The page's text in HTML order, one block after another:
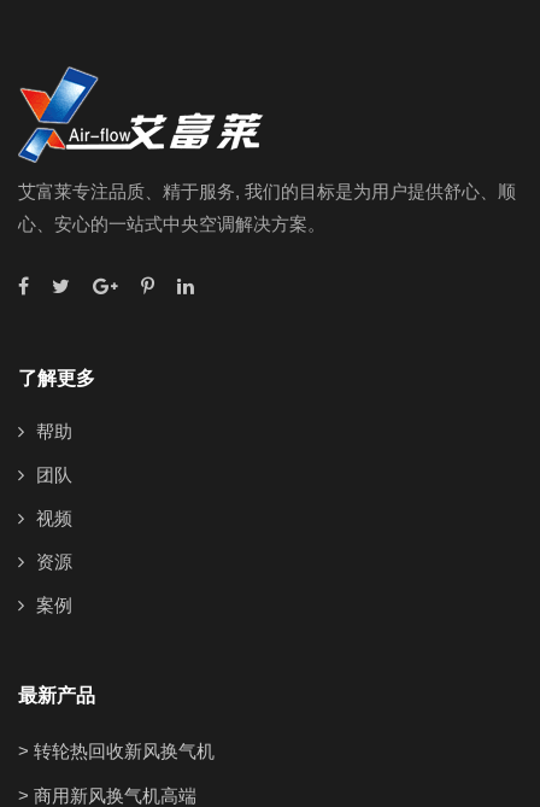
艾富莱专注品质、精于服务, 我们的目标是为用户提供舒心、顺
心、安心的一站式中央空调解决方案。
了解更多
帮助
团队
视频
资源
案例
最新产品
> 转轮热回收新风换气机
> 商用新风换气机高端